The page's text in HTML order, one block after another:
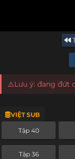
⚠️Lưu ý: đang đứt
VIỆT SUB
Tập 40
Tập 36